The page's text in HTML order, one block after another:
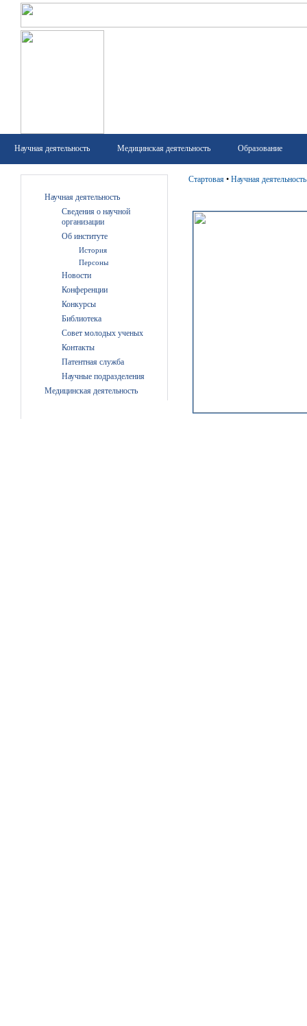
Научная деятельность Медицинская деятельность Образование
Научная деятельность
Сведения о научной
организации
Об институте
История
Персоны
Новости
Конференции
Конкурсы
Библиотека
Совет молодых ученых
Контакты
Патентная служба
Научные подразделения
Медицинская деятельность
Стартовая • Научная деятельность